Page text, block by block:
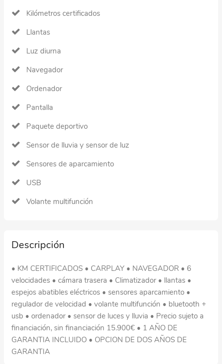
Kilómetros certificados
Llantas
Luz diurna
Navegador
Ordenador
Pantalla
Paquete deportivo
Sensor de lluvia y sensor de luz
Sensores de aparcamiento
USB
Volante multifunción
Descripción
• KM CERTIFICADOS • CARPLAY • NAVEGADOR • 6
velocidades • cámara trasera • Climatizador • llantas •
espejos abatibles eléctricos • sensores aparcamiento •
regulador de velocidad • volante multifunción • bluetooth +
usb • ordenador • sensor de luces y lluvia • Precio sujeto a
financiación, sin financiación 15.900€ • 1 AÑO DE
GARANTIA INCLUIDO • OPCION DE DOS AÑOS DE
GARANTIA